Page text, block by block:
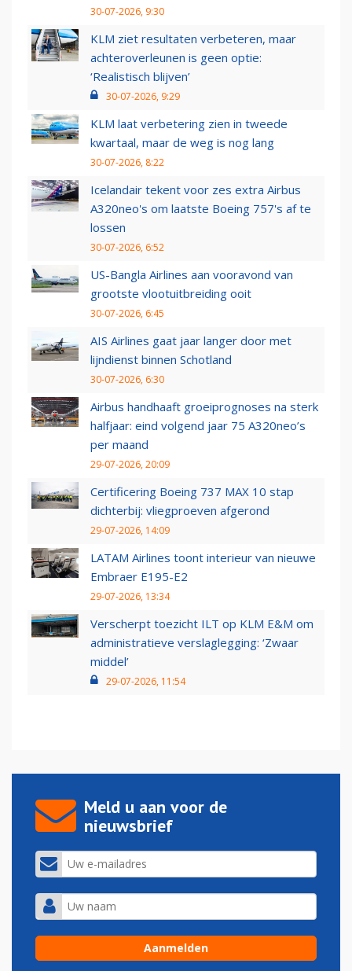
30-07-2026, 9:30
KLM ziet resultaten verbeteren, maar
achteroverleunen is geen optie:
‘Realistisch blijven’
30-07-2026, 9:29
KLM laat verbetering zien in tweede
kwartaal, maar de weg is nog lang
30-07-2026, 8:22
Icelandair tekent voor zes extra Airbus
A320neo's om laatste Boeing 757's af te
lossen
30-07-2026, 6:52
US-Bangla Airlines aan vooravond van
grootste vlootuitbreiding ooit
30-07-2026, 6:45
AIS Airlines gaat jaar langer door met
lijndienst binnen Schotland
30-07-2026, 6:30
Airbus handhaaft groeiprognoses na sterk
halfjaar: eind volgend jaar 75 A320neo’s
per maand
29-07-2026, 20:09
Certificering Boeing 737 MAX 10 stap
dichterbij: vliegproeven afgerond
29-07-2026, 14:09
LATAM Airlines toont interieur van nieuwe
Embraer E195-E2
29-07-2026, 13:34
Verscherpt toezicht ILT op KLM E&M om
administratieve verslaglegging: ‘Zwaar
middel’
29-07-2026, 11:54
Meld u aan voor de
nieuwsbrief